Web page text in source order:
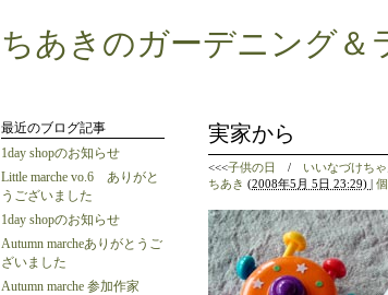
ちあきのガーデニング＆
実家から
<<<子供の日 / いいなづけちゃ
ちあき (2008年5月 5日 23:29)
最近のブログ記事
1day shopのお知らせ
Little marche vo.6 ありがと
うございました
1day shopのお知らせ
Autumn marcheありがとうご
ざいました
Autumn marche 参加作家